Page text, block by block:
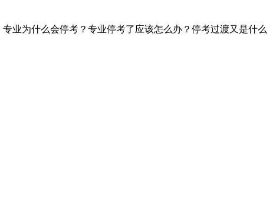
业为什么会停考？专业停考了应该怎么办？停考过渡又是什么